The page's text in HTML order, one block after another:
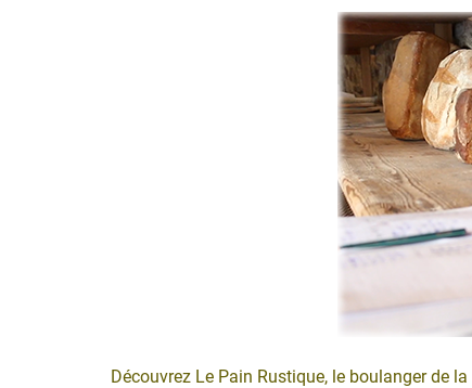
Découvrez Le Pain Rustique, le boulanger de